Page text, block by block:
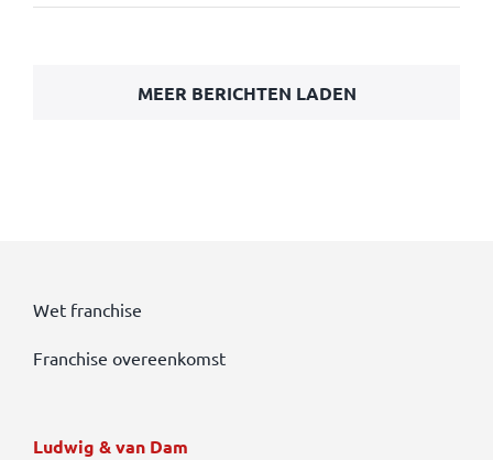
MEER BERICHTEN LADEN
Wet franchise
Franchise overeenkomst
Ludwig & van Dam